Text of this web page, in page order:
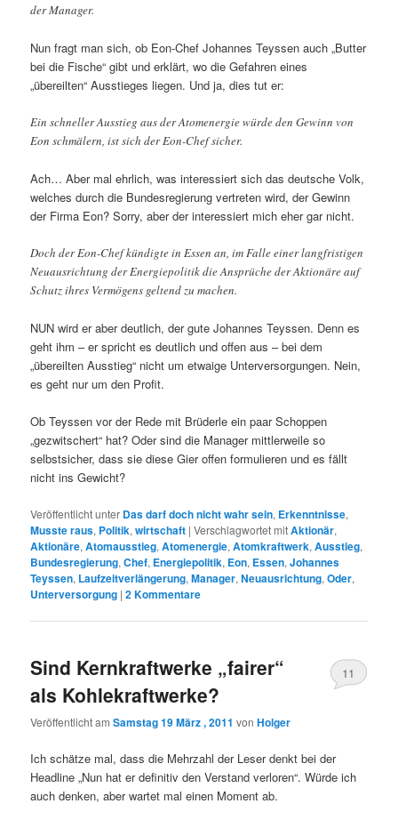
der Manager.
Nun fragt man sich, ob Eon-Chef Johannes Teyssen auch „Butter
bei die Fische“ gibt und erklärt, wo die Gefahren eines
„übereilten“ Ausstieges liegen. Und ja, dies tut er:
Ein schneller Ausstieg aus der Atomenergie würde den Gewinn von
Eon schmälern, ist sich der Eon-Chef sicher.
Ach… Aber mal ehrlich, was interessiert sich das deutsche Volk,
welches durch die Bundesregierung vertreten wird, der Gewinn
der Firma Eon? Sorry, aber der interessiert mich eher gar nicht.
Doch der Eon-Chef kündigte in Essen an, im Falle einer langfristigen
Neuausrichtung der Energiepolitik die Ansprüche der Aktionäre auf
Schutz ihres Vermögens geltend zu machen.
NUN wird er aber deutlich, der gute Johannes Teyssen. Denn es
geht ihm – er spricht es deutlich und offen aus – bei dem
„übereilten Ausstieg“ nicht um etwaige Unterversorgungen. Nein,
es geht nur um den Profit.
Ob Teyssen vor der Rede mit Brüderle ein paar Schoppen
„gezwitschert“ hat? Oder sind die Manager mittlerweile so
selbstsicher, dass sie diese Gier offen formulieren und es fällt
nicht ins Gewicht?
Veröffentlicht unter Das darf doch nicht wahr sein, Erkenntnisse,
Musste raus, Politik,wirtschaft |Verschlagwortet mitAktionär,
Aktionäre,Atomausstieg,Atomenergie,Atomkraftwerk,Ausstieg,
Bundesregierung,Chef, Energiepolitik, Eon, Essen,Johannes
Teyssen, Laufzeitverlängerung,Manager,Neuausrichtung,Oder,
Unterversorgung |2Kommentare
Sind Kernkraftwerke „fairer“
als Kohlekraftwerke?
Veröffentlicht amSamstag 19 März , 2011 vonHolger
11
Ich schätze mal, dass die Mehrzahl der Leser denkt bei der
Headline „Nun hat er definitiv den Verstand verloren“. Würde ich
auch denken, aber wartet mal einen Moment ab.